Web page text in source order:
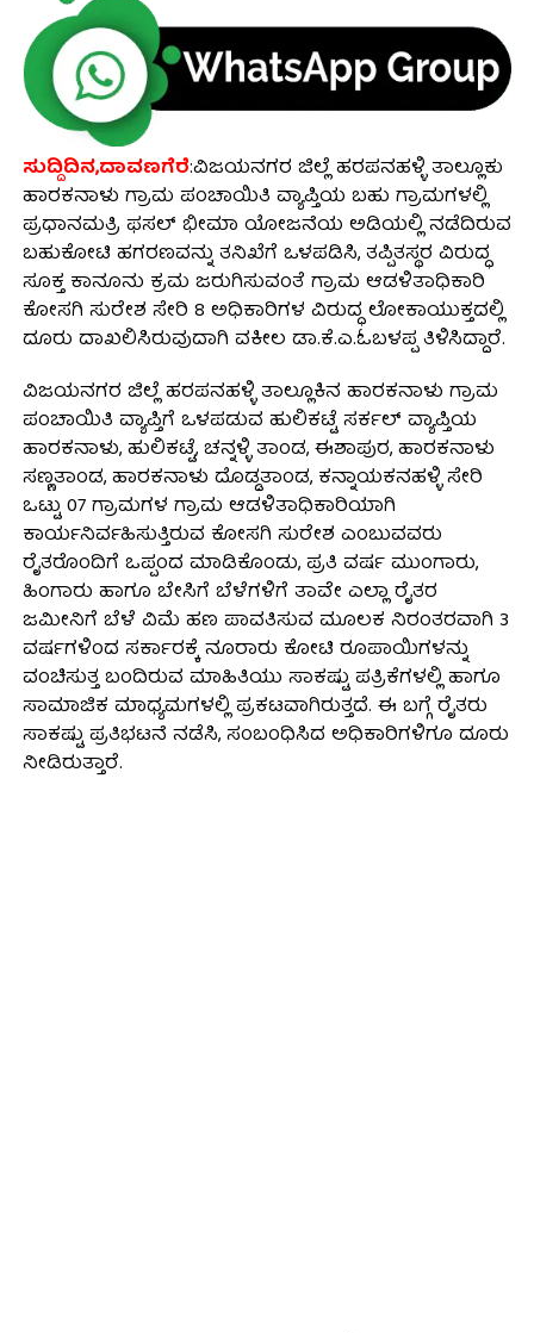
ಸುದ್ದಿದಿನ,ದಾವಣಗೆರೆ:ವಿಜಯನಗರ ಜಿಲ್ಲೆ ಹರಪನಹಳ್ಳಿ ತಾಲ್ಲೂಕು
ಹಾರಕನಾಳು ಗ್ರಾಮ ಪಂಚಾಯಿತಿ ವ್ಯಾಪ್ತಿಯ ಬಹು ಗ್ರಾಮಗಳಲ್ಲಿ
ಪ್ರಧಾನಮತ್ರಿ ಫಸಲ್ ಭೀಮಾ ಯೋಜನೆಯ ಅಡಿಯಲ್ಲಿ ನಡೆದಿರುವ
ಬಹುಕೋಟಿ ಹಗರಣವನ್ನು ತನಿಖೆಗೆ ಒಳಪಡಿಸಿ, ತಪ್ಪಿತಸ್ಥರ ವಿರುದ್ಧ
ಸೂಕ್ತ ಕಾನೂನು ಕ್ರಮ ಜರುಗಿಸುವಂತೆ ಗ್ರಾಮ ಆಡಳಿತಾಧಿಕಾರಿ
ಕೋಸಗಿ ಸುರೇಶ ಸೇರಿ 8 ಅಧಿಕಾರಿಗಳ ವಿರುದ್ಧ ಲೋಕಾಯುಕ್ತದಲ್ಲಿ
ದೂರು ದಾಖಲಿಸಿರುವುದಾಗಿ ವಕೀಲ ಡಾ.ಕೆ.ಎ.ಓಬಳಪ್ಪ ತಿಳಿಸಿದ್ದಾರೆ.
ವಿಜಯನಗರ ಜಿಲ್ಲೆ ಹರಪನಹಳ್ಳಿ ತಾಲ್ಲೂಕಿನ ಹಾರಕನಾಳು ಗ್ರಾಮ
ಪಂಚಾಯಿತಿ ವ್ಯಾಪ್ತಿಗೆ ಒಳಪಡುವ ಹುಲಿಕಟ್ಟೆ ಸರ್ಕಲ್ ವ್ಯಾಪ್ತಿಯ
ಹಾರಕನಾಳು, ಹುಲಿಕಟ್ಟೆ, ಚನ್ನಳ್ಳಿ ತಾಂಡ, ಈಶಾಪುರ, ಹಾರಕನಾಳು
ಸಣ್ಣತಾಂಡ, ಹಾರಕನಾಳು ದೊಡ್ಡತಾಂಡ, ಕನ್ನಾಯಕನಹಳ್ಳಿ ಸೇರಿ
ಒಟ್ಟು 07 ಗ್ರಾಮಗಳ ಗ್ರಾಮ ಆಡಳಿತಾಧಿಕಾರಿಯಾಗಿ
ಕಾರ್ಯನಿರ್ವಹಿಸುತ್ತಿರುವ ಕೋಸಗಿ ಸುರೇಶ ಎಂಬುವವರು
ರೈತರೊಂದಿಗೆ ಒಪ್ಪಂದ ಮಾಡಿಕೊಂಡು, ಪ್ರತಿ ವರ್ಷ ಮುಂಗಾರು,
ಹಿಂಗಾರು ಹಾಗೂ ಬೇಸಿಗೆ ಬೆಳೆಗಳಿಗೆ ತಾವೇ ಎಲ್ಲಾ ರೈತರ
ಜಮೀನಿಗೆ ಬೆಳೆ ವಿಮೆ ಹಣ ಪಾವತಿಸುವ ಮೂಲಕ ನಿರಂತರವಾಗಿ 3
ವರ್ಷಗಳಿಂದ ಸರ್ಕಾರಕ್ಕೆ ನೂರಾರು ಕೋಟಿ ರೂಪಾಯಿಗಳನ್ನು
ವಂಚಿಸುತ್ತ ಬಂದಿರುವ ಮಾಹಿತಿಯು ಸಾಕಷ್ಟು ಪತ್ರಿಕೆಗಳಲ್ಲಿ ಹಾಗೂ
ಸಾಮಾಜಿಕ ಮಾಧ್ಯಮಗಳಲ್ಲಿ ಪ್ರಕಟವಾಗಿರುತ್ತದೆ. ಈ ಬಗ್ಗೆ ರೈತರು
ಸಾಕಷ್ಟು ಪ್ರತಿಭಟನೆ ನಡೆಸಿ, ಸಂಬಂಧಿಸಿದ ಅಧಿಕಾರಿಗಳಿಗೂ ದೂರು
ನೀಡಿರುತ್ತಾರೆ.